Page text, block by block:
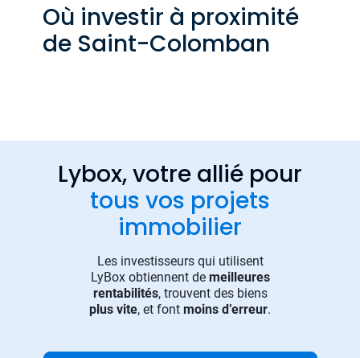
Où investir à proximité
de Saint-Colomban
Lybox, votre allié pour
tous vos projets
immobilier
Les investisseurs qui utilisent
LyBox obtiennent de meilleures
rentabilités, trouvent des biens
plus vite, et font moins d’erreur.